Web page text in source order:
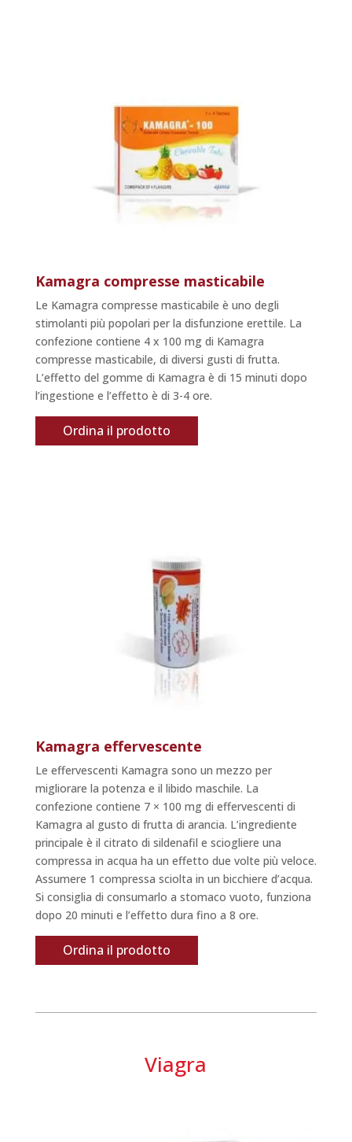
Kamagra compresse masticabile
Le Kamagra compresse masticabile è uno degli
stimolanti più popolari per la disfunzione erettile. La
confezione contiene 4 x 100 mg di Kamagra
compresse masticabile, di diversi gusti di frutta.
L’effetto del gomme di Kamagra è di 15 minuti dopo
l’ingestione e l’effetto è di 3-4 ore.
Ordina il prodotto
Kamagra effervescente
Le effervescenti Kamagra sono un mezzo per
migliorare la potenza e il libido maschile. La
confezione contiene 7 × 100 mg di effervescenti di
Kamagra al gusto di frutta di arancia. L’ingrediente
principale è il citrato di sildenafil e sciogliere una
compressa in acqua ha un effetto due volte più veloce.
Assumere 1 compressa sciolta in un bicchiere d’acqua.
Si consiglia di consumarlo a stomaco vuoto, funziona
dopo 20 minuti e l’effetto dura fino a 8 ore.
Ordina il prodotto
Viagra